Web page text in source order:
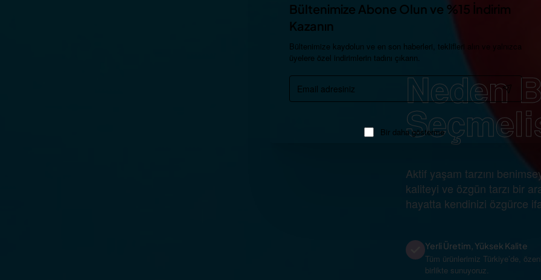
Bültenimize Abone Olun ve %15 İndirim
Kazanın
Bültenimize kaydolun ve en son haberleri, teklifleri alın ve yalnızca
üyelere özel indirimlerin tadını çıkarın.
Email
adresiniz
Bir daha gösterme
Neden
Aktif yaşam tarzını
kaliteyi ve özgün tarzı bir
hayatta kendinizi özgürce
Yerli Üretim, Yüksek Kalite
Tüm ürünlerimiz Türkiye’de,
birlikte sunuyoruz.